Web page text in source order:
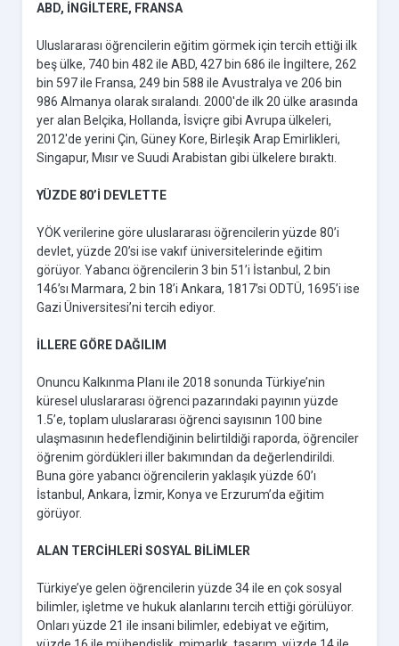
ABD, İNGİLTERE, FRANSA
Uluslararası öğrencilerin eğitim görmek için tercih ettiği ilk
beş ülke, 740 bin 482 ile ABD, 427 bin 686 ile İngiltere, 262
bin 597 ile Fransa, 249 bin 588 ile Avustralya ve 206 bin
986 Almanya olarak sıralandı. 2000'de ilk 20 ülke arasında
yer alan Belçika, Hollanda, İsviçre gibi Avrupa ülkeleri,
2012'de yerini Çin, Güney Kore, Birleşik Arap Emirlikleri,
Singapur, Mısır ve Suudi Arabistan gibi ülkelere bıraktı.
YÜZDE 80’İ DEVLETTE
YÖK verilerine göre uluslararası öğrencilerin yüzde 80’i
devlet, yüzde 20’si ise vakıf üniversitelerinde eğitim
görüyor. Yabancı öğrencilerin 3 bin 51’i İstanbul, 2 bin
146’sı Marmara, 2 bin 18’i Ankara, 1817’si ODTÜ, 1695’i ise
Gazi Üniversitesi’ni tercih ediyor.
İLLERE GÖRE DAĞILIM
Onuncu Kalkınma Planı ile 2018 sonunda Türkiye’nin
küresel uluslararası öğrenci pazarındaki payının yüzde
1.5’e, toplam uluslararası öğrenci sayısının 100 bine
ulaşmasının hedeflendiğinin belirtildiği raporda, öğrenciler
öğrenim gördükleri iller bakımından da değerlendirildi.
Buna göre yabancı öğrencilerin yaklaşık yüzde 60’ı
İstanbul, Ankara, İzmir, Konya ve Erzurum’da eğitim
görüyor.
ALAN TERCİHLERİ SOSYAL BİLİMLER
Türkiye’ye gelen öğrencilerin yüzde 34 ile en çok sosyal
bilimler, işletme ve hukuk alanlarını tercih ettiği görülüyor.
Onları yüzde 21 ile insani bilimler, edebiyat ve eğitim,